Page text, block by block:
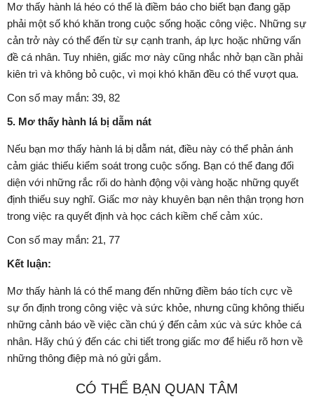
Mơ thấy hành lá héo có thể là điềm báo cho biết bạn đang gặp
phải một số khó khăn trong cuộc sống hoặc công việc. Những sự
cản trở này có thể đến từ sự cạnh tranh, áp lực hoặc những vấn
đề cá nhân. Tuy nhiên, giấc mơ này cũng nhắc nhở bạn cần phải
kiên trì và không bỏ cuộc, vì mọi khó khăn đều có thể vượt qua.
Con số may mắn: 39, 82
5. Mơ thấy hành lá bị dẫm nát
Nếu bạn mơ thấy hành lá bị dẫm nát, điều này có thể phản ánh
cảm giác thiếu kiểm soát trong cuộc sống. Bạn có thể đang đối
diện với những rắc rối do hành động vội vàng hoặc những quyết
định thiếu suy nghĩ. Giấc mơ này khuyên bạn nên thận trọng hơn
trong việc ra quyết định và học cách kiềm chế cảm xúc.
Con số may mắn: 21, 77
Kết luận:
Mơ thấy hành lá có thể mang đến những điềm báo tích cực về
sự ổn định trong công việc và sức khỏe, nhưng cũng không thiếu
những cảnh báo về việc cần chú ý đến cảm xúc và sức khỏe cá
nhân. Hãy chú ý đến các chi tiết trong giấc mơ để hiểu rõ hơn về
những thông điệp mà nó gửi gắm.
CÓ THỂ BẠN QUAN TÂM